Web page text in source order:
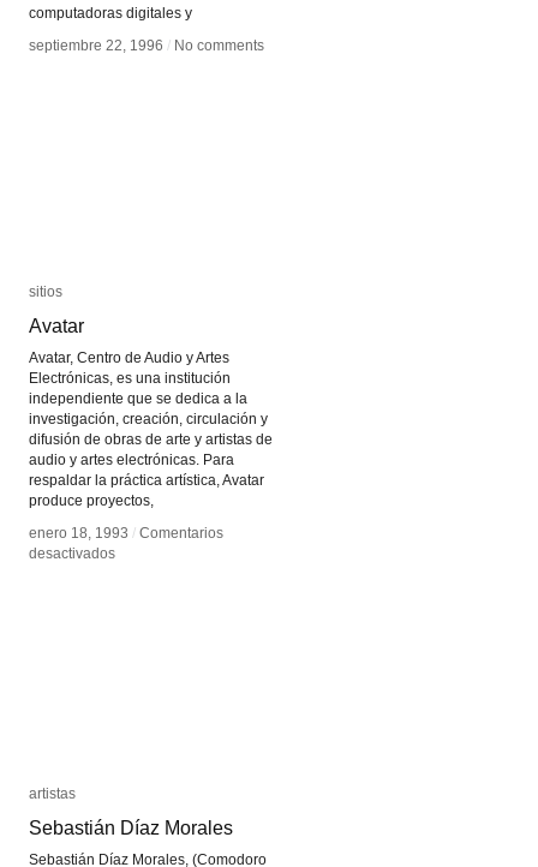
computadoras digitales y
septiembre 22, 1996 / No comments
septiembre 22, 1996 / No comments
sitios
Avatar
Avatar, Centro de Audio y Artes
Electrónicas, es una institución
independiente que se dedica a la
investigación, creación, circulación y
difusión de obras de arte y artistas de
audio y artes electrónicas. Para
respaldar la práctica artística, Avatar
produce proyectos,
enero 18, 1993 / Comentarios
desactivadosen
sitios
Avatar
enero 18, 1993 / Comentarios
desactivadosen
artistas
Sebastián Díaz Morales
Sebastián Díaz Morales, (Comodoro
artistas
Sebastián Díaz Morales